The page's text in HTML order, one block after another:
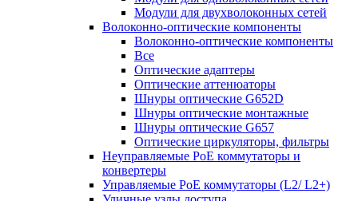
Модули для двухволоконных сетей
Волоконно-оптические компоненты
Волоконно-оптические компоненты
Все
Оптические адаптеры
Оптические аттенюаторы
Шнуры оптические G652D
Шнуры оптические монтажные
Шнуры оптические G657
Оптические циркуляторы, фильтры
Неуправляемые PoE коммутаторы и
конвертеры
Управляемые PoE коммутаторы (L2/ L2+)